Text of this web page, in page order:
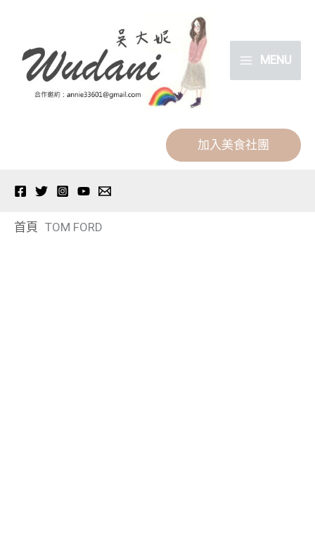
MENU
加入美食社團
首頁 TOM FORD